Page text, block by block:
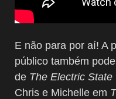
E não para por aí! A
público também
de The Electric State
Chris e Michelle em